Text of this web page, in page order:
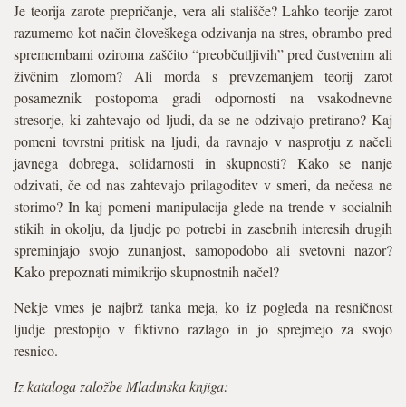
Je teorija zarote prepričanje, vera ali stališče? Lahko teorije zarot
razumemo kot način človeškega odzivanja na stres, obrambo pred
spremembami oziroma zaščito “preobčutljivih” pred čustvenim ali
živčnim zlomom? Ali morda s prevzemanjem teorij zarot
posameznik postopoma gradi odpornosti na vsakodnevne
stresorje, ki zahtevajo od ljudi, da se ne odzivajo pretirano? Kaj
pomeni tovrstni pritisk na ljudi, da ravnajo v nasprotju z načeli
javnega dobrega, solidarnosti in skupnosti? Kako se nanje
odzivati, če od nas zahtevajo prilagoditev v smeri, da nečesa ne
storimo? In kaj pomeni manipulacija glede na trende v socialnih
stikih in okolju, da ljudje po potrebi in zasebnih interesih drugih
spreminjajo svojo zunanjost, samopodobo ali svetovni nazor?
Kako prepoznati mimikrijo skupnostnih načel?
Nekje vmes je najbrž tanka meja, ko iz pogleda na resničnost
ljudje prestopijo v fiktivno razlago in jo sprejmejo za svojo
resnico.
Iz kataloga založbe Mladinska knjiga: